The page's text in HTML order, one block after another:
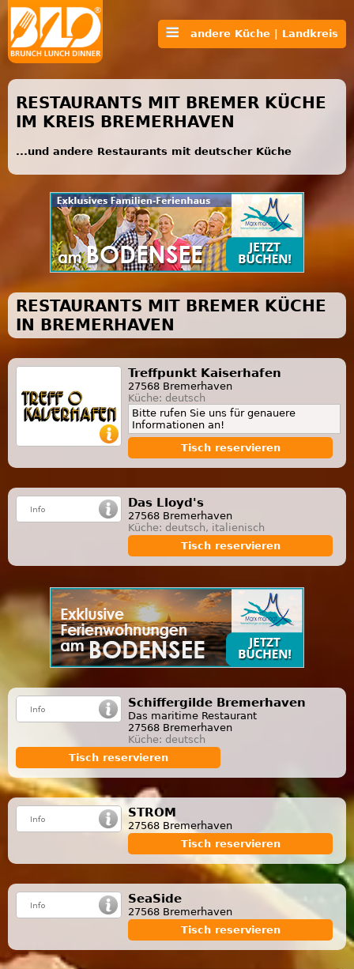
andere Küche | Landkreis
RESTAURANTS MIT BREMER KÜCHE
IM KREIS BREMERHAVEN
...und andere Restaurants mit deutscher Küche
RESTAURANTS MIT BREMER KÜCHE
IN BREMERHAVEN
Treffpunkt Kaiserhafen
27568 Bremerhaven
Küche: deutsch
Bitte rufen Sie uns für genauere
Informationen an!
Tisch reservieren
Das Lloyd's
27568 Bremerhaven
Küche: deutsch, italienisch
Tisch reservieren
Schiffergilde Bremerhaven
Das maritime Restaurant
27568 Bremerhaven
Küche: deutsch
Tisch reservieren
STROM
27568 Bremerhaven
Tisch reservieren
SeaSide
27568 Bremerhaven
Tisch reservieren